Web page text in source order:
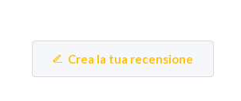
Crea la tua recensione